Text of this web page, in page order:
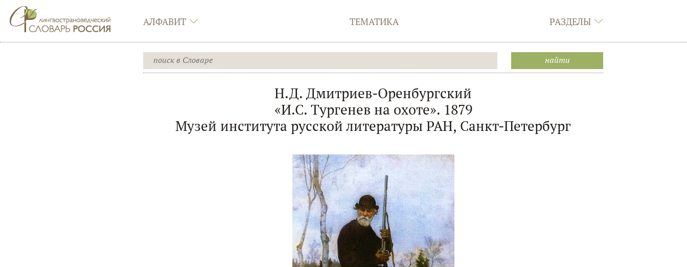
АЛФАВИТ ТЕМАТИКА РАЗДЕЛЫ
Н.Д. Дмитриев-Оренбургский
«И.С. Тургенев на охоте». 1879
Музей института русской литературы РАН, Санкт-Петербург